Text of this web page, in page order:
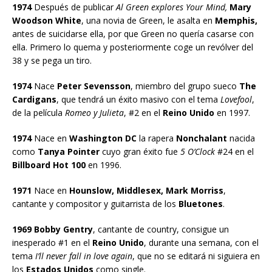
1974Después de publicarAl Green explores Your Mind, Mary
Woodson White, una novia de Green, le asalta en Memphis,
antes de suicidarse ella, por que Green no quería casarse con
ella. Primero lo quema y posteriormente coge un revólver del
38 y se pega un tiro.
1974Nace Peter Sevensson, miembro del grupo sueco The
Cardigans, que tendrá un éxito masivo con el tema Lovefool,
de la película Romeo y Julieta, #2 en el Reino Unido en 1997.
1974Nace en Washington DC la rapera Nonchalant nacida
como Tanya Pointer cuyo gran éxito fue 5 O’Clock #24 en el
Billboard Hot 100 en 1996.
1971 Nace en Hounslow, Middlesex, Mark Morriss,
cantante y compositor y guitarrista de los Bluetones.
1969 Bobby Gentry, cantante de country, consigue un
inesperado #1 en el Reino Unido, durante una semana, con el
tema I’ll never fall in love again, que no se editará ni siguiera en
los Estados Unidos como single.